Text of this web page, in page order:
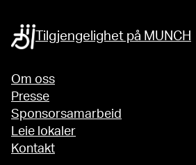
Tilgjengelighet på MUNCH
Om oss
Presse
Sponsorsamarbeid
Leie lokaler
Kontakt